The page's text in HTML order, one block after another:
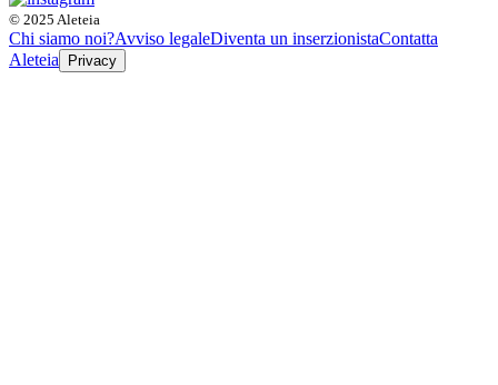
© 2025 Aleteia
Chi siamo noi?Avviso legaleDiventa un inserzionistaContatta
Aleteia
Privacy